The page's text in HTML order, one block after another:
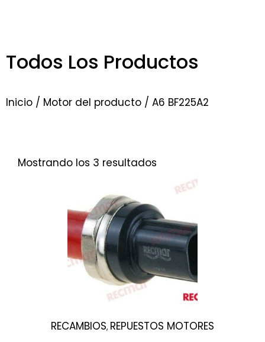
Todos Los Productos
Inicio / Motor del producto / A6 BF225A2
Mostrando los 3 resultados
RECAMBIOS, REPUESTOS MOTORES